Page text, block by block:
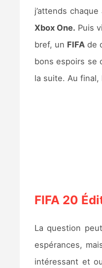
j’attends
Xbox One. Puis
bref, un FIFA de
bons espoirs se
la suite. Au final,
FIFA 20
La question
espérances,
intéressant et